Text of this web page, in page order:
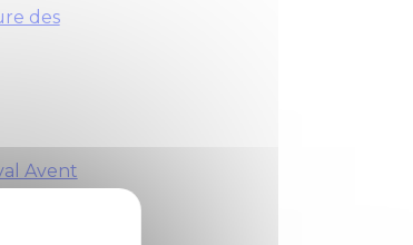
des
Avent